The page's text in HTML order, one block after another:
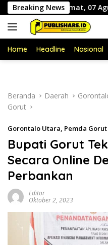
Langsung
ke
konten
Breaking News
Jumat, 07 Agustus 2026
Home Headline Nasional
Beranda Daerah
Gorut
Gorontalo Utara, Pemda Gorut
Bupati Gorut
Secara Online
Perbankan
Editor
Oktober 2, 2023